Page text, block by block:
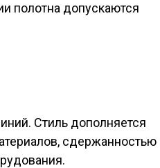
полотна допускаются
Стиль дополняется
сдержанностью